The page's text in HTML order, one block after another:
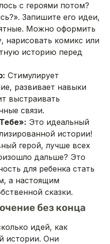
с героями потом?
Запишите его идеи,
Можно оформить
нарисовать комикс или
историю перед
Стимулирует
развивает навыки
выстраивать
связи.
Это идеальный
истории!
герой, лучше всех
дальше? Это
для ребенка стать
а настоящим
сказки.
без конца
идей, как
истории. Они